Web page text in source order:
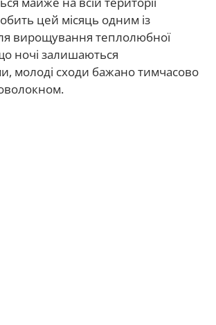
цей місяць одним із
вирощування теплолюбної
ночі залишаються
молоді сходи бажано тимчасово